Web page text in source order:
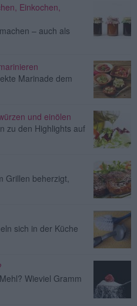
Einkochen,
– auch als
Marinade dem
und einölen
zu den Highlights auf
Grillen beherzigt,
sich in der Küche
Wieviel Gramm